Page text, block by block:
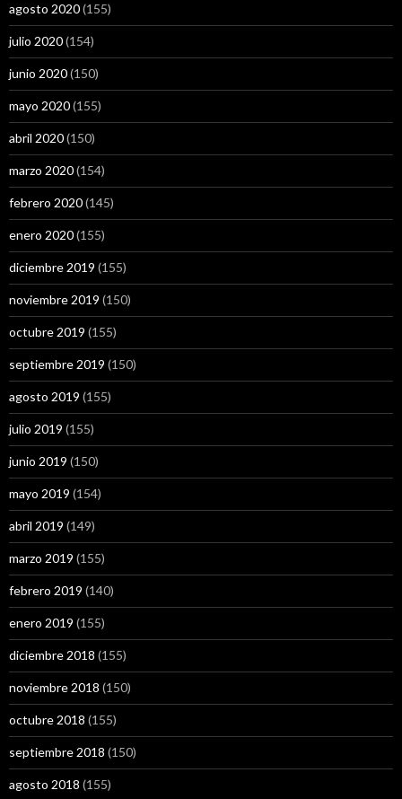
agosto 2020(155)
julio 2020(154)
junio 2020(150)
mayo 2020(155)
abril 2020(150)
marzo 2020(154)
febrero 2020(145)
enero 2020(155)
diciembre 2019 (155)
noviembre 2019 (150)
octubre 2019 (155)
septiembre 2019 (150)
agosto 2019 (155)
julio 2019 (155)
junio 2019 (150)
mayo 2019 (154)
abril 2019 (149)
marzo 2019 (155)
febrero 2019 (140)
enero 2019 (155)
diciembre 2018 (155)
noviembre 2018 (150)
octubre 2018 (155)
septiembre 2018 (150)
agosto 2018 (155)